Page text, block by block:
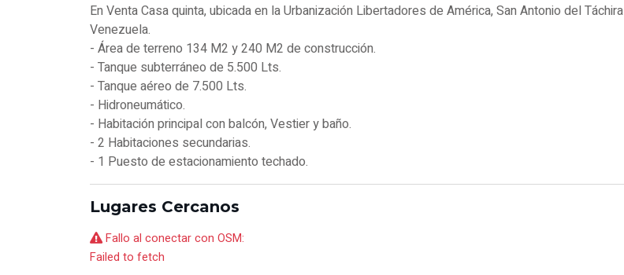
En Venta Casa quinta, ubicada en la Urbanización Libertadores de América, San Antonio del Táchira
Venezuela.
- Área de terreno 134 M2 y 240 M2 de construcción.
- Tanque subterráneo de 5.500 Lts.
- Tanque aéreo de 7.500 Lts.
- Hidroneumático.
- Habitación principal con balcón, Vestier y baño.
- 2 Habitaciones secundarias.
- 1 Puesto de estacionamiento techado.
Lugares Cercanos
Fallo al conectar con OSM:
Failed to fetch